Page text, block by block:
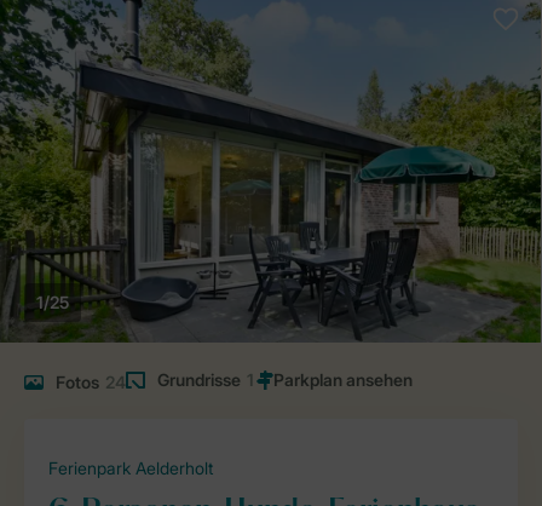
1/25
Fotos 24 Grundrisse 1
Ferienpark Aelderholt